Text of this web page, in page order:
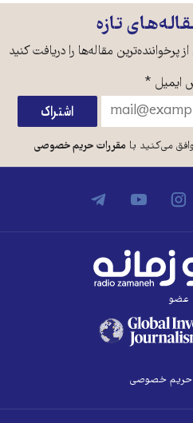
تازه
پرخواننده‌ترین مقاله‌ها را دریافت کنید
ایمیل *
می‌کنید بامقررات حریم خصوصی
عضو
حریم خصوصی